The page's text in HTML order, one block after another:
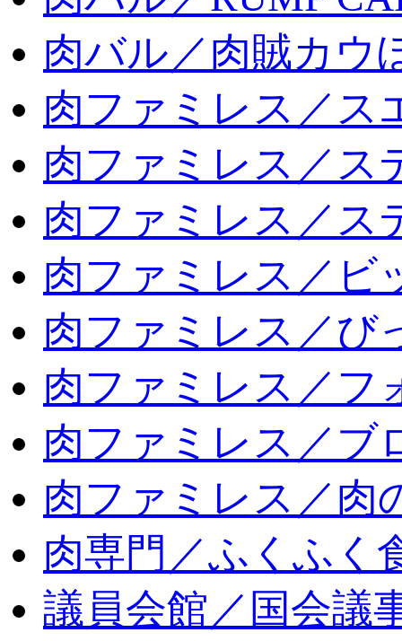
肉バル／肉賊カウ
肉ファミレス／ス
肉ファミレス／ス
肉ファミレス／ス
肉ファミレス／ビ
肉ファミレス／び
肉ファミレス／フ
肉ファミレス／ブ
肉ファミレス／肉
肉専門／ふくふく
議員会館／国会議